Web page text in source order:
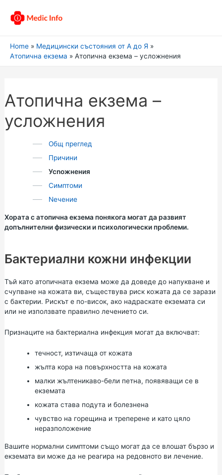
Home
Медицински състояния от А до Я
Атопична екзема
Атопична екзема – усложнения
Атопична екзема –
усложнения
Общ преглед
Причини
Усnожнения
Симптоми
Nечение
Хората с атопична екзема понякога могат да развият
допълнителни физически и психологически проблеми.
Бактериални кожни инфекции
Тъй като атопичната екзема може да доведе до напукване и
счупване на кожата ви, съществува риск кожата да се зарази
с бактерии. Рискът е по-висок, ако надраскате екземата си
или не използвате правилно лечението си.
Признаците на бактериална инфекция могат да включват:
течност, изтичаща от кожата
жълта кора на повърхността на кожата
малки жълтеникаво-бели петна, появяващи се в
екземата
кожата става подута и болезнена
чувство на горещина и треперене и като цяло
неразположение
Вашите нормални симптоми също могат да се влошат бързо и
екземата ви може да не реагира на редовното ви лечение.